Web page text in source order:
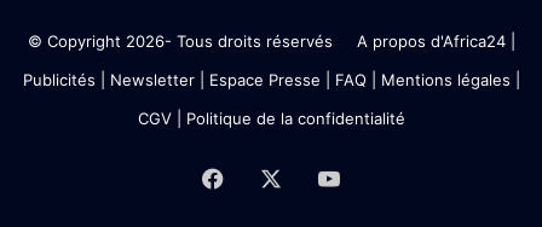
© Copyright 2026- Tous droits réservés A propos d'Africa24|
Publicités
Newsletter| Espace Presse | FAQ | Mentions légales
CGV| Politique de la confidentialité